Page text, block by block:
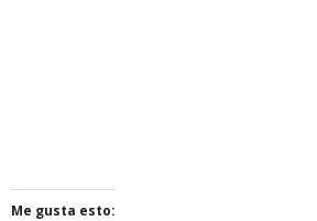
Me gusta esto: